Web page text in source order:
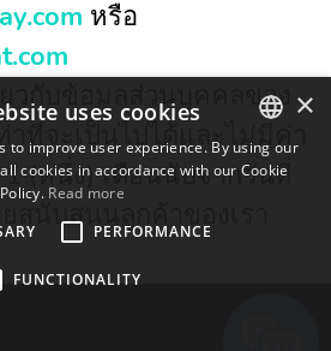
หรือ
ยวกับข้อมูลส่วนบุคคลของ
าที่จะเป็นไปได้และไม่มีค่า
1 (หนึ่ง) เดือนนับจากวันที่
สนับสนุนลูกค้าของเรา
ENGLISH
×
uses cookies
to improve user experience. By using our
cookies in accordance with our Cookie
Policy. Read more
PERFORMANCE
FUNCTIONALITY